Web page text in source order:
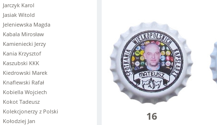
Jarczyk Karol
Jasiak Witold
Jeleniewska Magda
Kabala Mirosław
Kamieniecki Jerzy
Kania Krzysztof
Kaszubski KKK
Kiedrowski Marek
Knaflewski Rafał
Kobiella Wojciech
Kokot Tadeusz
Kolekcjonerzy z Polski
Kołodziej Jan
16